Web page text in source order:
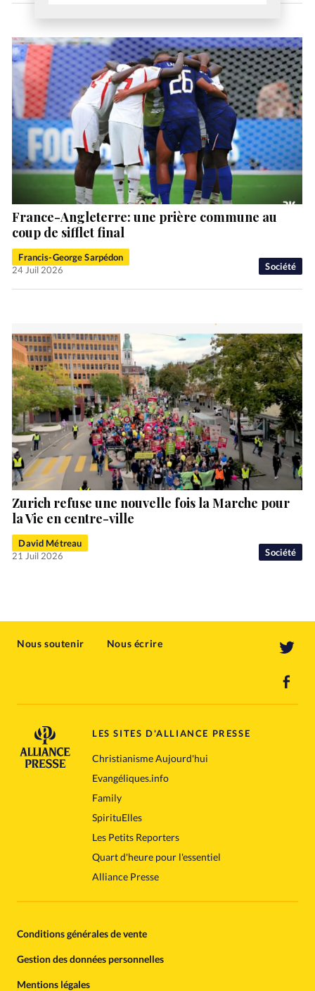
Société
France-Angleterre: une prière commune au
coup de sifflet final
Francis-George Sarpédon
24 Juil 2026
Société
Zurich refuse une nouvelle fois la Marche pour
la Vie en centre-ville
David Métreau
21 Juil 2026
Nous soutenir Nous écrire
LES SITES D'ALLIANCE PRESSE
Christianisme Aujourd'hui
Evangéliques.info
Family
SpirituElles
Les Petits Reporters
Quart d'heure pour l'essentiel
Alliance Presse
Conditions générales de vente
Gestion des données personnelles
Mentions légales